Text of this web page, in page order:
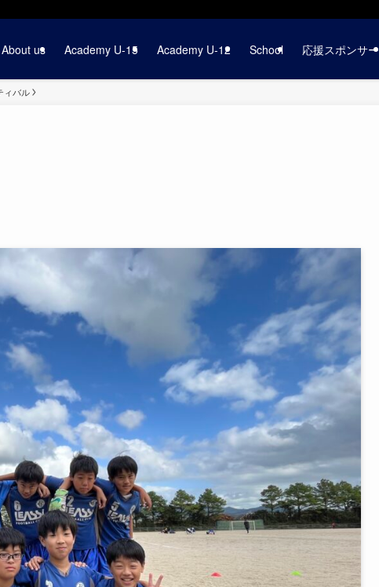
About us Academy U-15 Academy U-12 School 応援スポンサー
ィバル